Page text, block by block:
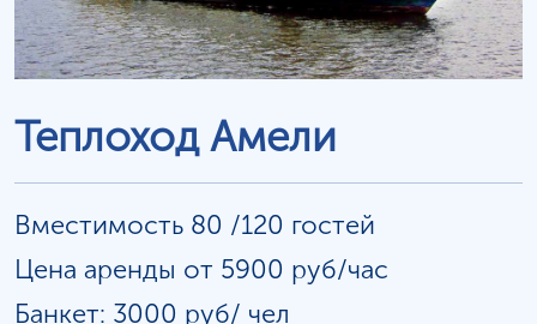
Теплоход Амели
Вместимость 80 /120 гостей
Цена аренды от 5900 руб/час
Банкет: 3000 руб/ чел